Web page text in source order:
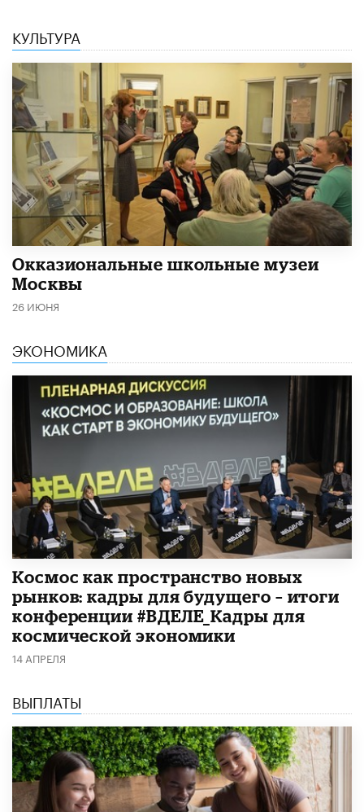
КУЛЬТУРА
​Окказиональные школьные музеи
Москвы
26 ИЮНЯ
ЭКОНОМИКА
Космос как пространство новых
рынков: кадры для будущего – итоги
конференции #ВДЕЛЕ_Кадры для
космической экономики
14 АПРЕЛЯ
ВЫПЛАТЫ